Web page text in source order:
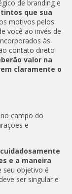
de branding e
que sua
motivos pelos
você ao invés de
às
contato direto
valor na
claramente o
campo do
e
e a maneira
seu objetivo é
ser singular e